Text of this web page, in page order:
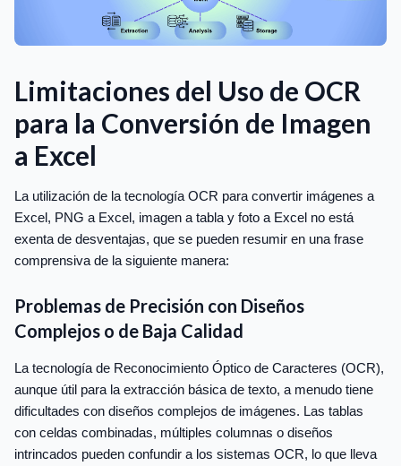
Limitaciones del Uso de OCR
para la Conversión de Imagen
a Excel
La utilización de la tecnología OCR para convertir imágenes a
Excel, PNG a Excel, imagen a tabla y foto a Excel no está
exenta de desventajas, que se pueden resumir en una frase
comprensiva de la siguiente manera:
Problemas de Precisión con Diseños
Complejos o de Baja Calidad
La tecnología de Reconocimiento Óptico de Caracteres (OCR),
aunque útil para la extracción básica de texto, a menudo tiene
dificultades con diseños complejos de imágenes. Las tablas
con celdas combinadas, múltiples columnas o diseños
intrincados pueden confundir a los sistemas OCR, lo que lleva